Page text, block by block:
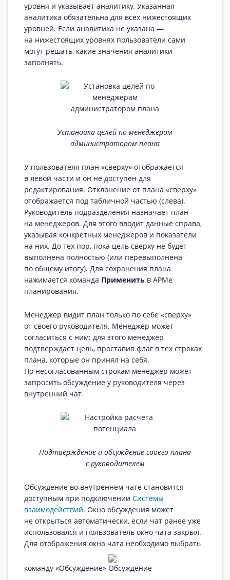
уровня и указывает аналитику. Указанная
аналитика обязательна для всех нижестоящих
уровней. Если аналитика не указана —
на нижестоящих уровнях пользователи сами
могут решать, какие значения аналитики
заполнять.
Установка целей по менеджерам
администратором плана
У пользователя план «сверху» отображается
в левой части и он не доступен для
редактирования. Отклонение от плана «сверху»
отображается под табличной частью (слева).
Руководитель подразделения назначает план
на менеджеров. Для этого вводит данные справа,
указывая конкретных менеджеров и показатели
на них. До тех пор, пока цель сверху не будет
выполнена полностью (или перевыполнена
по общему итогу). Для сохранения плана
нажимается команда Применить в АРМе
планирования.
Менеджер видит план только по себе «сверху»
от своего руководителя. Менеджер может
согласиться с ним: для этого менеджер
подтверждает цель, проставив флаг в тех строках
плана, которые он принял на себя.
По несогласованным строкам менеджер может
запросить обсуждение у руководителя через
внутренний чат.
Подтверждение и обсуждение своего плана
с руководителем
Обсуждение во внутреннем чате становится
доступным при подключении Системы
взаимодействий. Окно обсуждения может
не открыться автоматически, если чат ранее уже
использовался и пользователь окно чата закрыл.
Для отображения окна чата необходимо выбрать
команду «Обсуждение»